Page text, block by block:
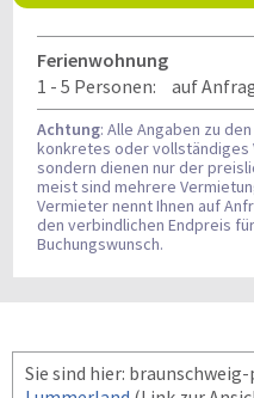
Ferienwohnung
1 - 5 Personen:
auf
Achtung: Alle Angaben zu
konkretes oder vollständiges
sondern dienen nur der
meist sind mehrere
Vermieter nennt Ihnen auf
den verbindlichen Endpreis
Buchungswunsch.
Sie sind hier: